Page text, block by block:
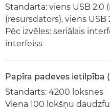
Standarta: viens USB 2.0
(resursdators), viens USB
Pēc izvēles: seriālais
interfeiss
Papīra padeves ietilpība
Standarts: 4200 loksnes
Viena 100 lokšņu